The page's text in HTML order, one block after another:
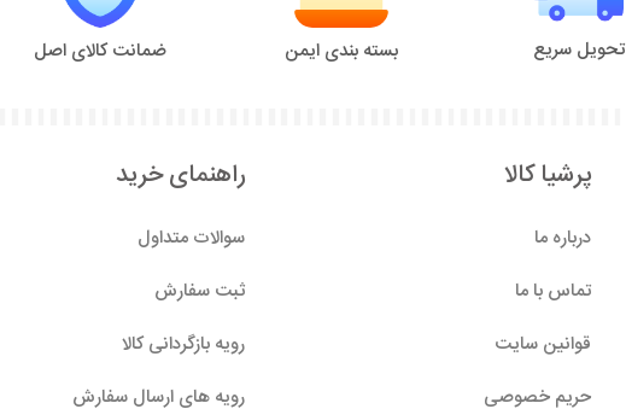
تحویل سریع بسته بندی ایمن ضمانت کالای اصل
پرشیا کالا
درباره ما
تماس با ما
قوانین سایت
حریم خصوصی
راهنمای خرید
سوالات متداول
ثبت سفارش
رویه بازگردانی کالا
رویه های ارسال سفارش